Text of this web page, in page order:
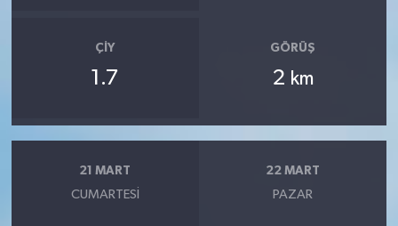
ÇIY
1.7
GÖRÜŞ
2 km
21 MART
CUMARTESI
22 MART
PAZAR